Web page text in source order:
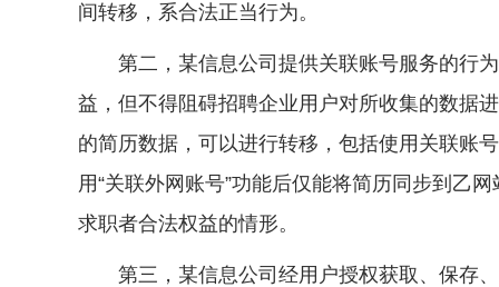
间转移，系合法正当行为。
第二，某信息公司提供关联账号服务的行为
益，但不得阻碍招聘企业用户对所收集的数据
的简历数据，可以进行转移，包括使用关联账
用“关联外网账号”功能后仅能将简历同步到乙
求职者合法权益的情形。
第三，某信息公司经用户授权获取、保存、